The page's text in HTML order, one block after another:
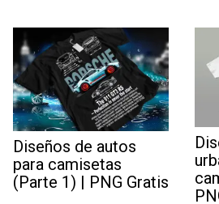
Diseños de autos
para camisetas
(Parte 1) | PNG Gratis